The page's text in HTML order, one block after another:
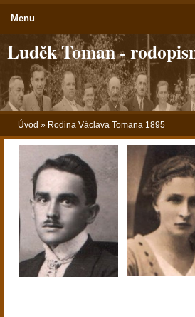
Luděk Toman -
Úvod » Rodina Václava Tomana 1895
Menu